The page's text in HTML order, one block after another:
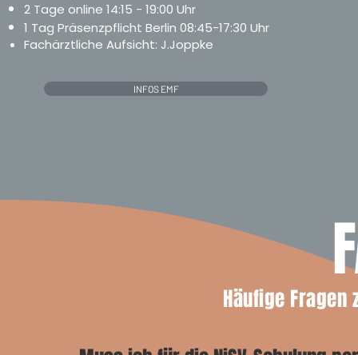
2 Tage online 14:15 - 19:00 Uhr
1 Tag Präsenzpflicht Berlin 08:45-17:30 Uhr
Fachärztliche Aufsicht: J.Joppke
INFOS EMF
Häufige Fragen